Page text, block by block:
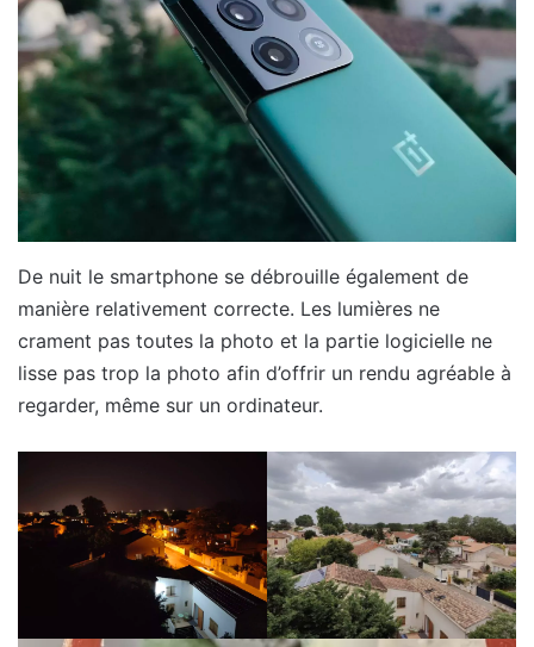
De nuit le smartphone se débrouille également de
manière relativement correcte. Les lumières ne
crament pas toutes la photo et la partie logicielle ne
lisse pas trop la photo afin d’offrir un rendu agréable à
regarder, même sur un ordinateur.